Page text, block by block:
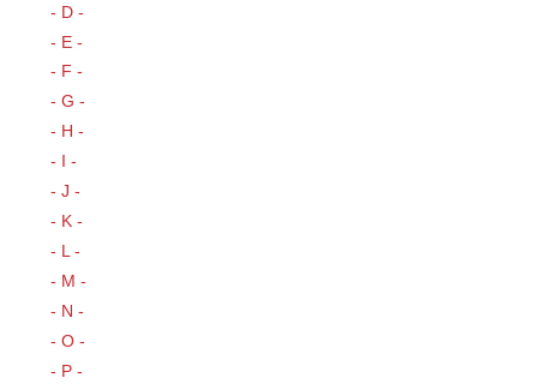
- D -
- E -
- F -
- G -
- H -
- I -
- J -
- K -
- L -
- M -
- N -
- O -
- P -